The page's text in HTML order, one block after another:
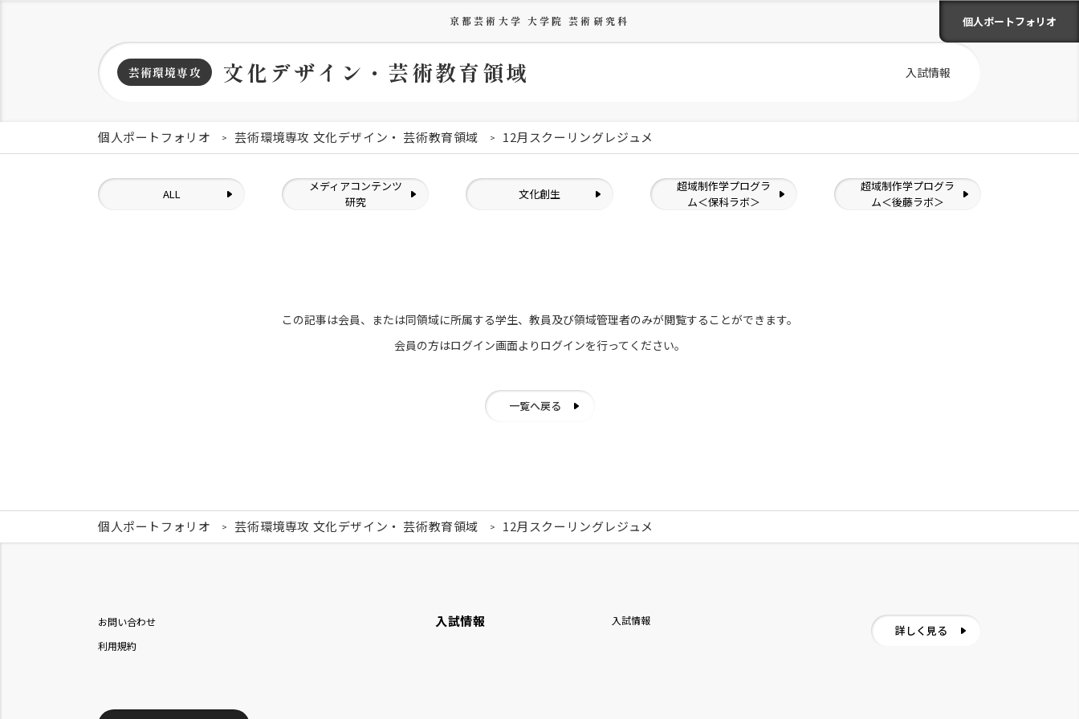
京都芸術大学 大学院 芸術研究科 個人ポートフォリオ
芸術環境専攻 文化デザイン・芸術教育領域 入試情報
個人ポートフォリオ 芸術環境専攻 文化デザイン・ 芸術教育領域 12月スクーリングレジュメ
ALL
メディアコンテンツ
研究
文化創生
超域制作学プログラ
ム＜保科ラボ＞
超域制作学プログラ
ム＜後藤ラボ＞
この記事は会員、または同領域に所属する学生、教員及び領域管理者のみが閲覧することができます。
会員の方はログイン画面より ログインを行ってください。
一覧へ戻る
個人ポートフォリオ 芸術環境専攻 文化デザイン・ 芸術教育領域 12月スクーリングレジュメ
お問い合わせ
利用規約
入試情報 入試情報
詳しく見る